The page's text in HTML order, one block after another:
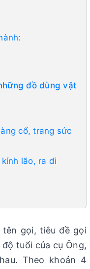
đồ dùng vật
cổ, trang sức
lão, ra di
gọi, tiêu đề gọi
tuổi của cụ Ông,
Theo khoản 4